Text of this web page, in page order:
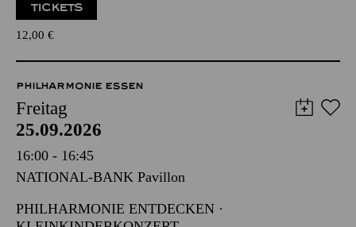
TICKETS
12,00 €
PHILHARMONIE ESSEN
Freitag
25.09.2026
16:00 - 16:45
NATIONAL-BANK Pavillon
PHILHARMONIE ENTDECKEN ·